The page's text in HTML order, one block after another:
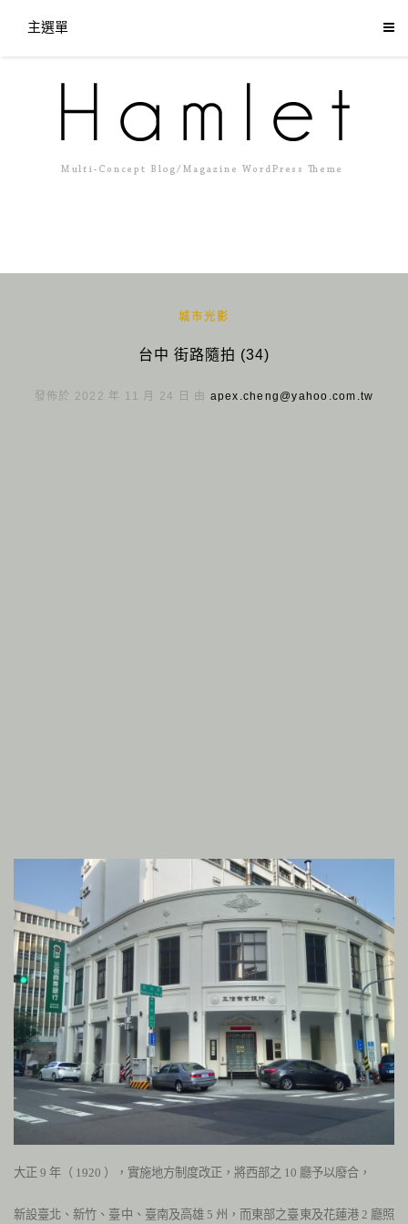
主選單
城市光影
台中 街路隨拍 (34)
發佈於 2022 年 11 月 24 日 由 apex.cheng@yahoo.com.tw
大正 9 年（ 1920 ），實施地方制度改正，將西部之 10 廳予以廢合，
新設臺北、新竹、臺中、臺南及高雄5 州，而東部之臺東及花蓮港2 廳照